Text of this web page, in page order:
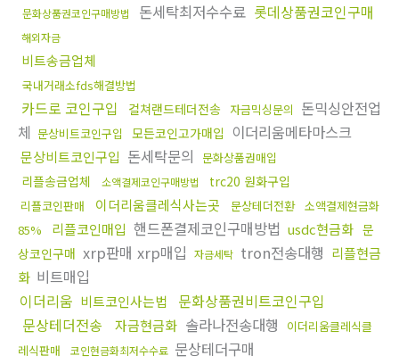
문화상품권코인구매방법
돈세탁최저수수료 롯데상품권코인구매
해외자금
비트송금업체
국내거래소fds해결방법
카드로 코인구입 컬쳐랜드테더전송 자금믹싱문의 돈믹싱안전업
체 문상비트코인구입 모든코인고가매입 이더리움메타마스크
문상비트코인구입 돈세탁문의 문화상품권매입
리플송금업체 소액결제코인구매방법 trc20 원화구입
리플코인판매 이더리움클레식사는곳 문상테더전환 소액결제현금화
85%
리플코인매입 핸드폰결제코인구매방법 usdc현금화 문
상코인구매 xrp판매 xrp매입 자금세탁 tron전송대행 리플현금
화 비트매입
이더리움 비트코인사는법
문화상품권비트코인구입
문상테더전송
자금현금화 솔라나전송대행
이더리움클레식클
레식판매
코인현금화최저수수료 문상테더구매